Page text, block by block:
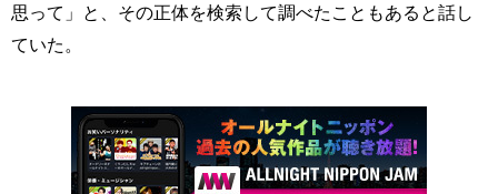
思って」と、その正体を検索して調べたこともあると話し
ていた。